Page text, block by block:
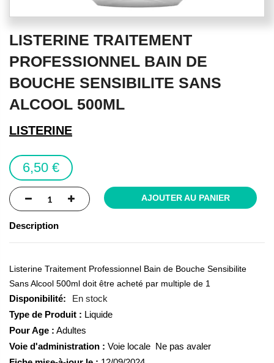
beginning
of
the
images
gallery
LISTERINE TRAITEMENT
PROFESSIONNEL BAIN DE
BOUCHE SENSIBILITE SANS
ALCOOL 500ML
LISTERINE
6,50 €
AJOUTER AU PANIER
Description
Listerine Traitement Professionnel Bain de Bouche Sensibilite
Sans Alcool 500ml doit être acheté par multiple de 1
En stock
Type de Produit : Liquide
Pour Age : Adultes
Voie d'administration : Voie locale  Ne pas avaler